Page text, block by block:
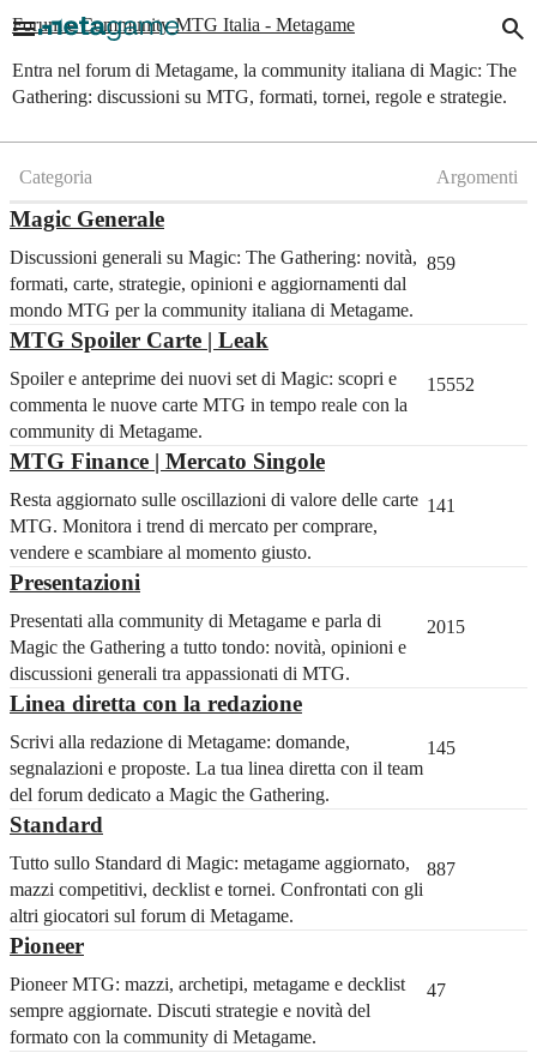
menu search
Forum e Community MTG Italia - Metagame
Entra nel forum di Metagame, la community italiana di Magic: The
Gathering: discussioni su MTG, formati, tornei, regole e strategie.
Categoria Argomenti
Magic Generale
Discussioni generali su Magic: The Gathering: novità,
formati, carte, strategie, opinioni e aggiornamenti dal
mondo MTG per la community italiana di Metagame.
859
MTG Spoiler Carte | Leak
Spoiler e anteprime dei nuovi set di Magic: scopri e
commenta le nuove carte MTG in tempo reale con la
community di Metagame.
15552
MTG Finance | Mercato Singole
Resta aggiornato sulle oscillazioni di valore delle carte
MTG. Monitora i trend di mercato per comprare,
vendere e scambiare al momento giusto.
141
Presentazioni
Presentati alla community di Metagame e parla di
Magic the Gathering a tutto tondo: novità, opinioni e
discussioni generali tra appassionati di MTG.
2015
Linea diretta con la redazione
Scrivi alla redazione di Metagame: domande,
segnalazioni e proposte. La tua linea diretta con il team
del forum dedicato a Magic the Gathering.
145
Standard
Tutto sullo Standard di Magic: metagame aggiornato,
mazzi competitivi, decklist e tornei. Confrontati con gli
altri giocatori sul forum di Metagame.
887
Pioneer
Pioneer MTG: mazzi, archetipi, metagame e decklist
sempre aggiornate. Discuti strategie e novità del
formato con la community di Metagame.
47